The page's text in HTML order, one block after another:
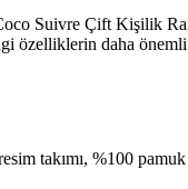
Çift Kişilik
özelliklerin daha
takımı, %100